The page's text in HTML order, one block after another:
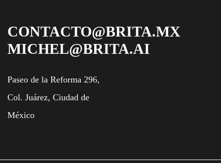
CONTACTO@BRITA.MX
MICHEL@BRITA.AI
Paseo de la Reforma 296,
Col. Juárez, Ciudad de
México